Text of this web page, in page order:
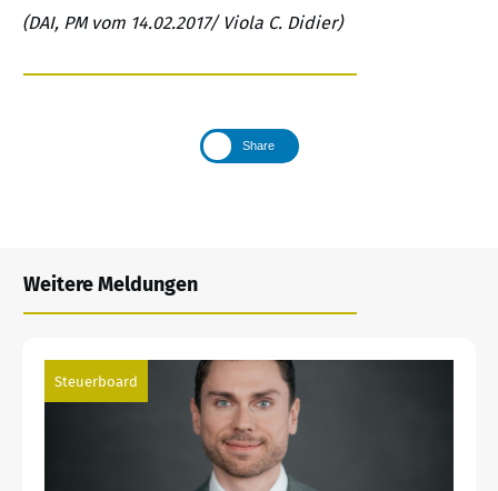
(DAI, PM vom 14.02.2017/ Viola C. Didier)
Share
Weitere Meldungen
Steuerboard